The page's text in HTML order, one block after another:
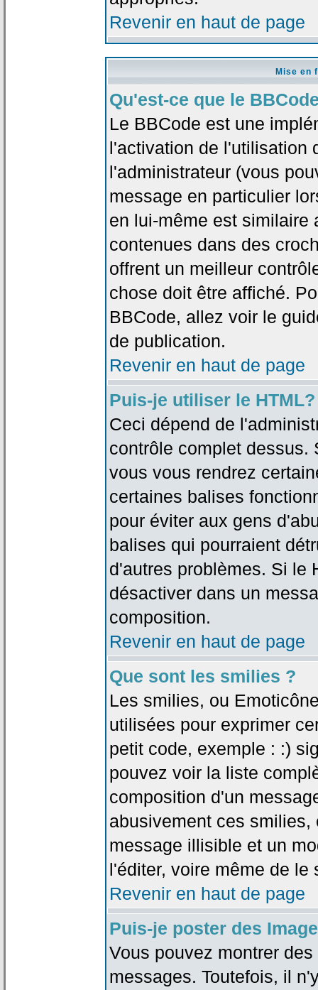
Revenir en haut de page
Mise en
Qu'est-ce que le
Le BBCode est une
l'activation de l'utilisation
l'administrateur (vous
message en particulier
en lui-même est similaire
contenues dans des
offrent un meilleur
chose doit être affiché.
BBCode, allez voir le
de publication.
Revenir en haut de page
Puis-je utiliser le HTML?
Ceci dépend de
contrôle complet dessus.
vous vous rendrez
certaines balises
pour éviter aux gens
balises qui pourraient
d'autres problèmes. Si le
désactiver dans un
composition.
Revenir en haut de page
Que sont les smilies ?
Les smilies, ou
utilisées pour exprimer
petit code, exemple : :)
pouvez voir la liste
composition d'un
abusivement ces
message illisible et un
l'éditer, voire même de le
Revenir en haut de page
Puis-je poster des
Vous pouvez montrer
messages. Toutefois, il